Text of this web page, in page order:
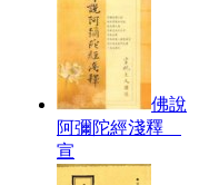
佛說
阿彌陀經淺釋
宣